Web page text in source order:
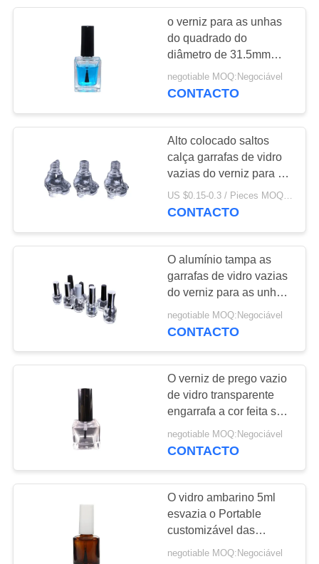
COTAÇÃO
SITE
PRIVACY
POLICY
Garrafas vazias de
Skincare
Recipientes vazios
de batom
10
Capuz de perfume
29
Bomba do
pulverizador da
névoa
48
o verniz para as unhas
do quadrado do
diâmetro de 31.5mm
engarrafa a cor
personalizada 13ml
negotiable MOQ:Negociável
CONTACTO
Alto colocado saltos
calça garrafas de vidro
vazias do verniz para as
unhas 10ML
US $0.15-0.3 / Pieces MOQ:1000
CONTACTO
O alumínio tampa as
garrafas de vidro vazias
do verniz para as unhas,
10ml 12ml 15ml esvazia
garrafas do verniz para
negotiable MOQ:Negociável
CONTACTO
O verniz de prego vazio
de vidro transparente
engarrafa a cor feita sob
encomenda para
cuidados pessoais
negotiable MOQ:Negociável
CONTACTO
O vidro ambarino 5ml
esvazia o Portable
customizável das
garrafas 33*54mm do
negotiable MOQ:Negociável